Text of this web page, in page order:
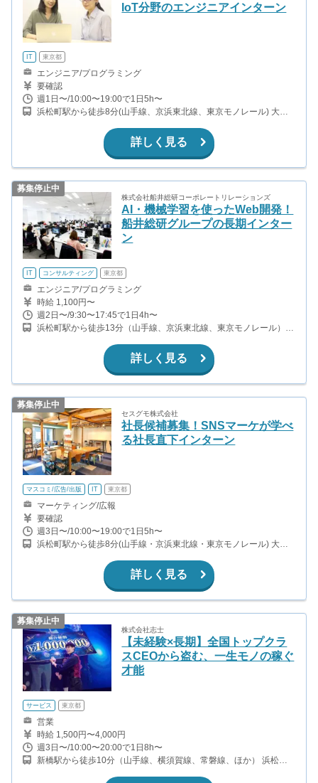
IoT分野のエンジニアインターン
IT 東京都
エンジニア/プログラミング
要確認
週1日〜/10:00〜19:00で1日5h〜
浜松町駅から徒歩8分(山手線、京浜東北線、東京モノレール) 大門
詳しく見る
募集停止中
株式会社船井総研コーポレートリレーションズ
AI・機械学習を使ったWeb開発！
船井総研グループの長期インター
ン
IT コンサルティング 東京都
エンジニア/プログラミング
時給 1,100円〜
週2日〜/9:30〜17:45で1日4h〜
浜松町駅から徒歩13分（山手線、京浜東北線、東京モノレール）
田線） 赤羽橋駅から徒歩10分（大江戸線）
詳しく見る
募集停止中
セスグモ株式会社
社長候補募集！SNSマーケが学べ
る社長直下インターン
マスコミ/広告/出版 IT 東京都
マーケティング/広報
要確認
週3日〜/10:00〜19:00で1日5h〜
浜松町駅から徒歩8分(山手線・京浜東北線・東京モノレール) 大門
詳しく見る
募集停止中
株式会社志士
【未経験×長期】全国トップクラ
スCEOから盗む、一生モノの稼ぐ
才能
サービス 東京都
営業
時給 1,500円〜4,000円
週3日〜/10:00〜20:00で1日8h〜
新橋駅から徒歩10分（山手線、横須賀線、常磐線、ほか） 浜松町